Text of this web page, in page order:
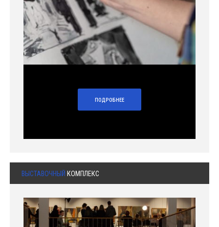
ПОДРОБНЕЕ
ВЫСТАВОЧНЫЙ КОМПЛЕКС